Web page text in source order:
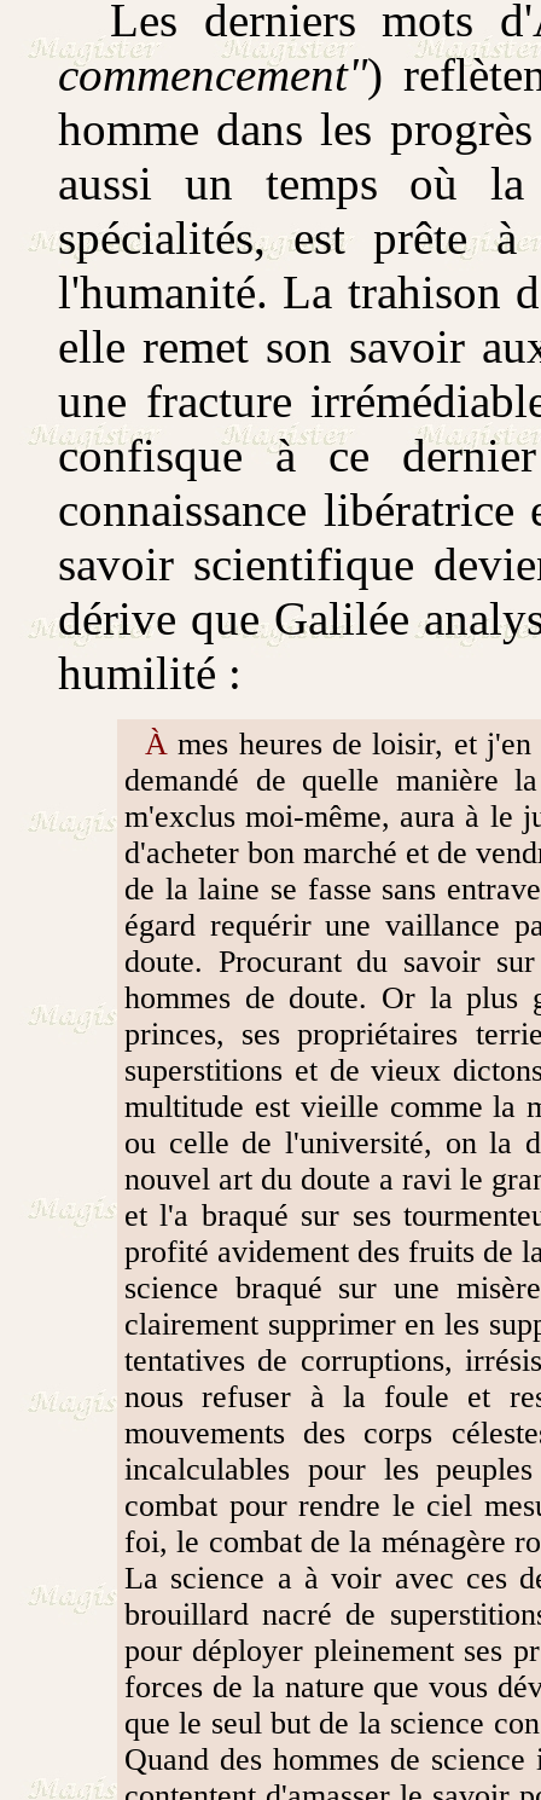
Les derniers mots
commencement")
homme dans les
aussi un temps où la
spécialités, est prête
l'humanité. La trahison
elle remet son savoir
une fracture
confisque à ce
connaissance
savoir scientifique
dérive que Galilée
humilité :
Àmes heures de loisir, et j'en
demandé de quelle manière
m'exclus moi-même, aura à le
d'acheter bon marché et de
de la laine se fasse sans
égard requérir une vaillance
doute. Procurant du savoir
hommes de doute. Or la plus
princes, ses propriétaires
superstitions et de vieux
multitude est vieille comme la
ou celle de l'université, on la
nouvel art du doute a ravi le
et l'a braqué sur ses
profité avidement des fruits de
science braqué sur une
clairement supprimer en les
tentatives de corruptions,
nous refuser à la foule et
mouvements des corps
incalculables pour les
combat pour rendre le ciel
foi, le combat de la ménagère
La science a à voir avec ces
brouillard nacré de
pour déployer pleinement ses
forces de la nature que vous
que le seul but de la science
Quand des hommes de